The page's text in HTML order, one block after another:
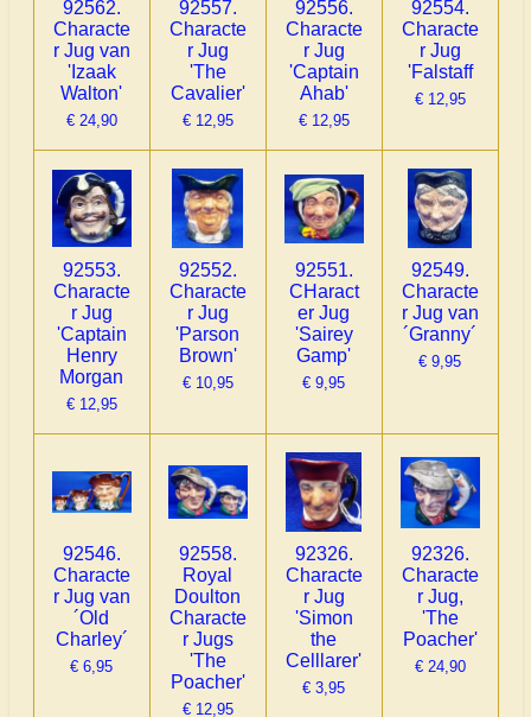
92562.
Characte
r Jug van
'Izaak
Walton'
€ 24,90
92557.
Characte
r Jug
'The
Cavalier'
€ 12,95
92556.
Characte
r Jug
'Captain
Ahab'
€ 12,95
92554.
Characte
r Jug
'Falstaff
€ 12,95
92553.
Characte
r Jug
'Captain
Henry
Morgan
€ 12,95
92552.
Characte
r Jug
'Parson
Brown'
€ 10,95
92551.
CHaract
er Jug
'Sairey
Gamp'
€ 9,95
92549.
Characte
r Jug van
´Granny´
€ 9,95
92546.
Characte
r Jug van
´Old
Charley´
€ 6,95
92558.
Royal
Doulton
Characte
r Jugs
'The
Poacher'
€ 12,95
92326.
Characte
r Jug
'Simon
the
Celllarer'
€ 3,95
92326.
Characte
r Jug,
'The
Poacher'
€ 24,90